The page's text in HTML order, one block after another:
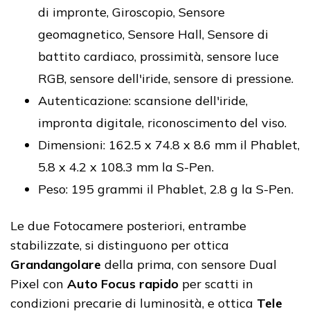
di impronte, Giroscopio, Sensore
geomagnetico, Sensore Hall, Sensore di
battito cardiaco, prossimità, sensore luce
RGB, sensore dell'iride, sensore di pressione.
Autenticazione: scansione dell'iride,
impronta digitale, riconoscimento del viso.
Dimensioni: 162.5 x 74.8 x 8.6 mm il Phablet,
5.8 x 4.2 x 108.3 mm la S-Pen.
Peso: 195 grammi il Phablet, 2.8 g la S-Pen.
Le due Fotocamere posteriori, entrambe
stabilizzate, si distinguono per ottica
Grandangolare della prima, con sensore Dual
Pixel con Auto Focus rapido per scatti in
condizioni precarie di luminosità, e ottica Tele